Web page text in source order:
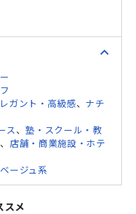
expand_less
ガント・高級感、 ナチ
ス 、塾・スクール・教
、 店舗・商業施設・ホテ
ベージュ系
スメ